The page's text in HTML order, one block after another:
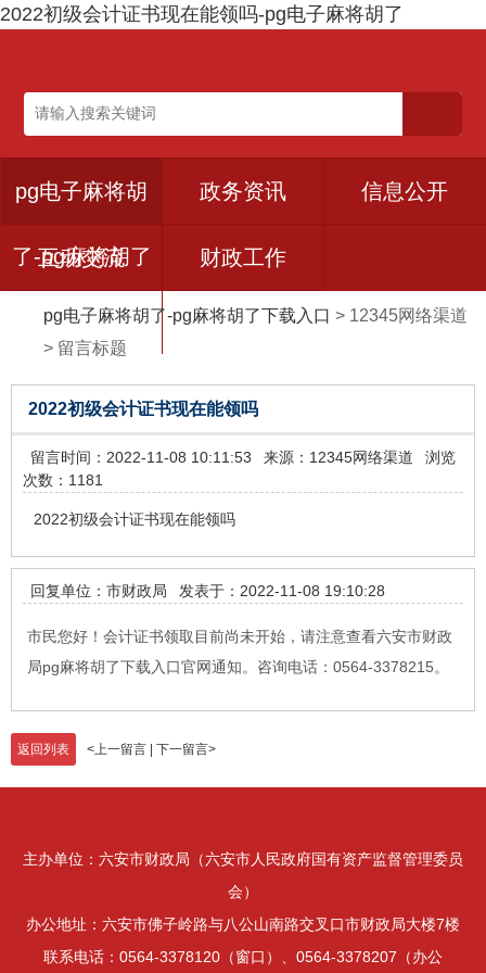
2022初级会计证书现在能领吗-pg电子麻将胡了
pg电子麻将胡
了-pg麻将胡了
下载入口
政务资讯 信息公开
互动交流 财政工作
pg电子麻将胡了-pg麻将胡了下载入口 > 12345网络渠道
> 留言标题
2022初级会计证书现在能领吗
留言时间：2022-11-08 10:11:53 来源：12345网络渠道
浏览
次数：1181
2022初级会计证书现在能领吗
回复单位：市财政局 发表于：2022-11-08 19:10:28
市民您好！会计证书领取目前尚未开始，请注意查看六安市财政
局pg麻将胡了下载入口官网通知。咨询电话：0564-3378215。
返回列表 <上一留言 下一留言>
主办单位：六安市财政局（六安市人民政府国有资产监督管理委员
会）
办公地址：六安市佛子岭路与八公山南路交叉口市财政局大楼7楼
联系电话：0564-3378120（窗口）、0564-3378207（办公